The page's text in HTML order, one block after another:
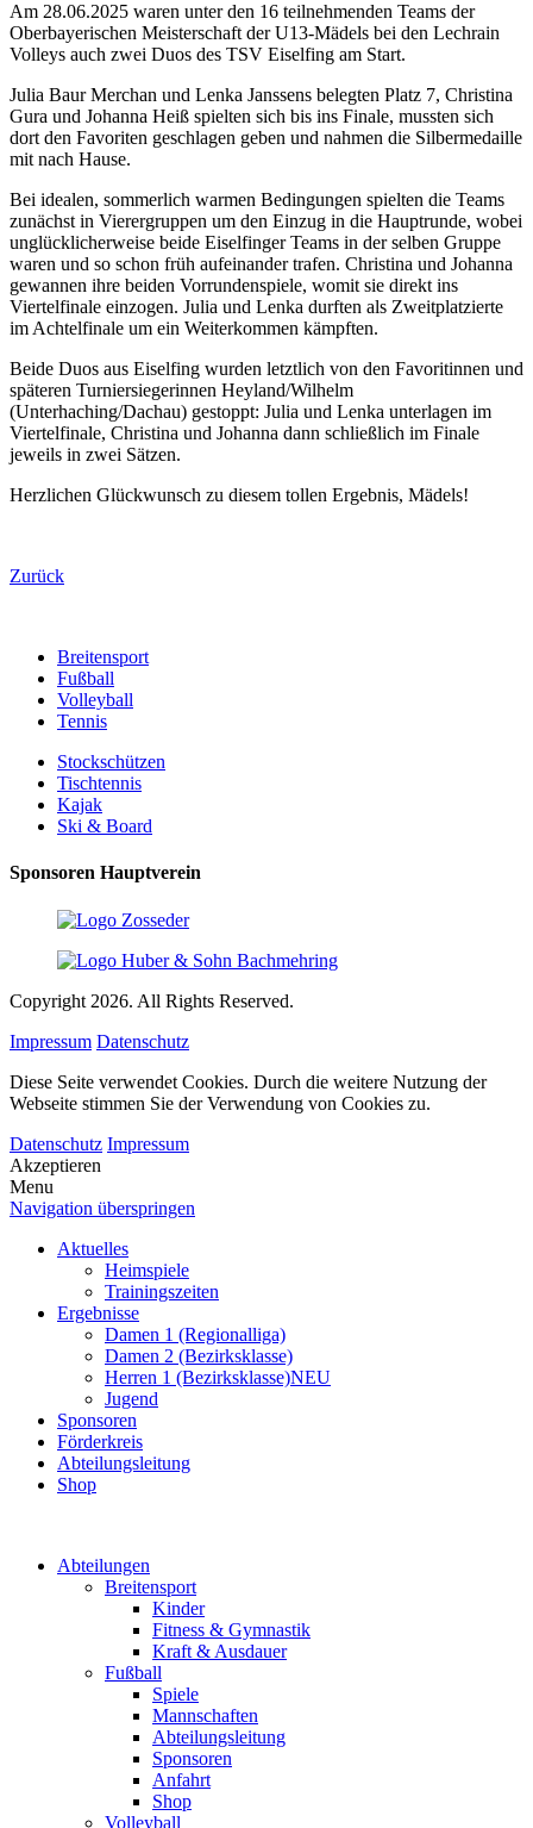
Am 28.06.2025 waren unter den 16 teilnehmenden Teams der
Oberbayerischen Meisterschaft der U13-Mädels bei den Lechrain
Volleys auch zwei Duos des TSV Eiselfing am Start.
Julia Baur Merchan und Lenka Janssens belegten Platz 7, Christina
Gura und Johanna Heiß spielten sich bis ins Finale, mussten sich
dort den Favoriten geschlagen geben und nahmen die Silbermedaille
mit nach Hause.
Bei idealen, sommerlich warmen Bedingungen spielten die Teams
zunächst in Vierergruppen um den Einzug in die Hauptrunde, wobei
unglücklicherweise beide Eiselfinger Teams in der selben Gruppe
waren und so schon früh aufeinander trafen. Christina und Johanna
gewannen ihre beiden Vorrundenspiele, womit sie direkt ins
Viertelfinale einzogen. Julia und Lenka durften als Zweitplatzierte
im Achtelfinale um ein Weiterkommen kämpften.
Beide Duos aus Eiselfing wurden letztlich von den Favoritinnen und
späteren Turniersiegerinnen Heyland/Wilhelm
(Unterhaching/Dachau) gestoppt: Julia und Lenka unterlagen im
Viertelfinale, Christina und Johanna dann schließlich im Finale
jeweils in zwei Sätzen.
Herzlichen Glückwunsch zu diesem tollen Ergebnis, Mädels!
Zurück
Breitensport
Fußball
Volleyball
Tennis
Stockschützen
Tischtennis
Kajak
Ski & Board
Sponsoren Hauptverein
Copyright 2026. All Rights Reserved.
Impressum Datenschutz
Diese Seite verwendet Cookies. Durch die weitere Nutzung der
Webseite stimmen Sie der Verwendung von Cookies zu.
Datenschutz Impressum
Akzeptieren
Menu
Navigation überspringen
Aktuelles
Heimspiele
Trainingszeiten
Ergebnisse
Damen 1 (Regionalliga)
Damen 2 (Bezirksklasse)
Herren 1 (Bezirksklasse)NEU
Jugend
Sponsoren
Förderkreis
Abteilungsleitung
Shop
Abteilungen
Breitensport
Kinder
Fitness & Gymnastik
Kraft & Ausdauer
Fußball
Spiele
Mannschaften
Abteilungsleitung
Sponsoren
Anfahrt
Shop
Volleyball